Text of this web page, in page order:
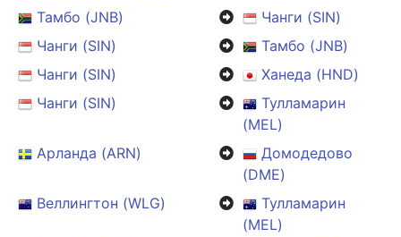
Тамбо (JNB)
Чанги (SIN)
Чанги (SIN)
Тамбо (JNB)
Чанги (SIN)
Ханеда (HND)
Чанги (SIN)
Тулламарин
(MEL)
Арланда (ARN)
Домодедово
(DME)
Веллингтон (WLG)
Тулламарин
(MEL)